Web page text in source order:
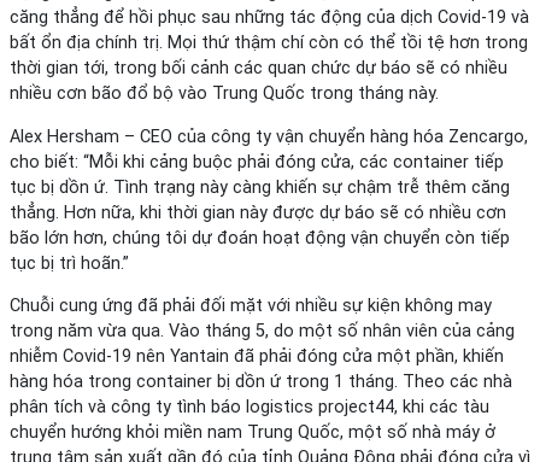
căng thẳng để hồi phục sau những tác động của dịch Covid-19 và
bất ổn địa chính trị. Mọi thứ thậm chí còn có thể tồi tệ hơn trong
thời gian tới, trong bối cảnh các quan chức dự báo sẽ có nhiều
nhiều cơn bão đổ bộ vào Trung Quốc trong tháng này.
Alex Hersham – CEO của công ty vận chuyển hàng hóa Zencargo,
cho biết: “Mỗi khi cảng buộc phải đóng cửa, các container tiếp
tục bị dồn ứ. Tình trạng này càng khiến sự chậm trễ thêm căng
thẳng. Hơn nữa, khi thời gian này được dự báo sẽ có nhiều cơn
bão lớn hơn, chúng tôi dự đoán hoạt động vận chuyển còn tiếp
tục bị trì hoãn.”
Chuỗi cung ứng đã phải đối mặt với nhiều sự kiện không may
trong năm vừa qua. Vào tháng 5, do một số nhân viên của cảng
nhiễm Covid-19 nên Yantain đã phải đóng cửa một phần, khiến
hàng hóa trong container bị dồn ứ trong 1 tháng. Theo các nhà
phân tích và công ty tình báo logistics project44, khi các tàu
chuyển hướng khỏi miền nam Trung Quốc, một số nhà máy ở